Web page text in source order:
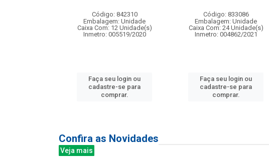
Código: 842310
Embalagem: Unidade
Caixa Com: 12 Unidade(s)
Inmetro: 005519/2020
Faça seu login ou
cadastre-se para
comprar.
Código: 833086
Embalagem: Unidade
Caixa Com: 24 Unidade(s)
Inmetro: 004862/2021
Faça seu login ou
cadastre-se para
comprar.
Confira as Novidades
Veja mais